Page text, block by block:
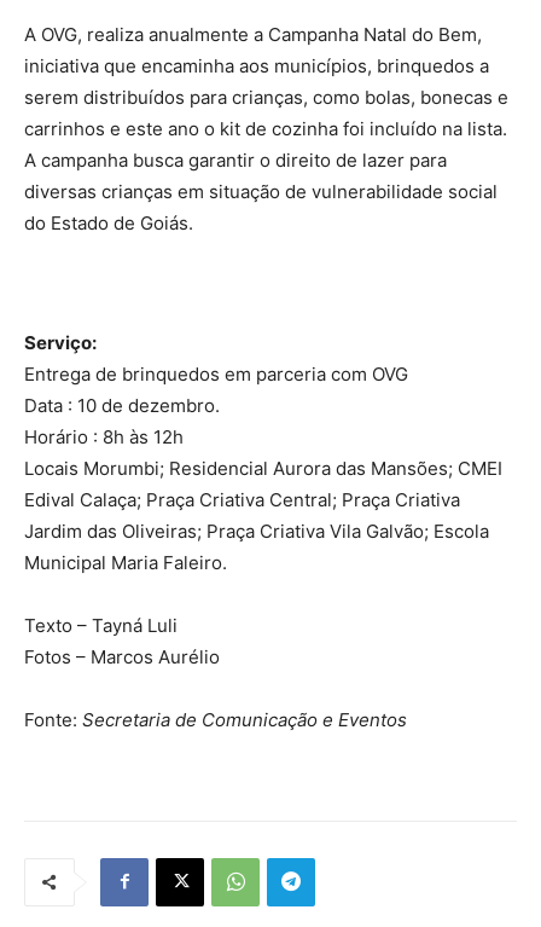
A OVG, realiza anualmente a Campanha Natal do Bem,
iniciativa que encaminha aos municípios, brinquedos a
serem distribuídos para crianças, como bolas, bonecas e
carrinhos e este ano o kit de cozinha foi incluído na lista.
A campanha busca garantir o direito de lazer para
diversas crianças em situação de vulnerabilidade social
do Estado de Goiás.
Serviço:
Entrega de brinquedos em parceria com OVG
Data : 10 de dezembro.
Horário : 8h às 12h
Locais Morumbi; Residencial Aurora das Mansões; CMEI
Edival Calaça; Praça Criativa Central; Praça Criativa
Jardim das Oliveiras; Praça Criativa Vila Galvão; Escola
Municipal Maria Faleiro.
Texto – Tayná Luli
Fotos – Marcos Aurélio
Fonte: Secretaria de Comunicação e Eventos